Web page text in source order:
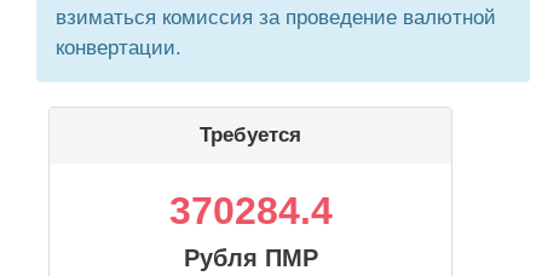
взиматься комиссия за проведение валютной
конвертации.
Требуется
370284.4
Рубля ПМР